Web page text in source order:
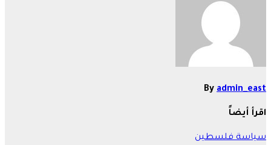
By admin_east
اقرأ أيضاً
سياسةفلسطين